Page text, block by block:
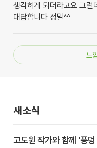
생각하게 되더라고요 그런
대답합니다 정말^^
느
새소식
고도원 작가와 함께 '풍